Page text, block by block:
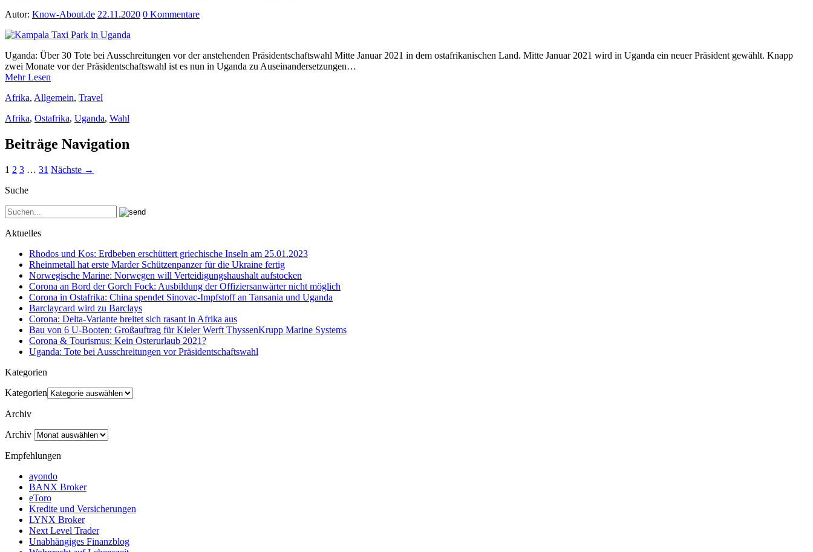
Autor: Know-About.de 22.11.2020 0 Kommentare
Uganda: Über 30 Tote bei Ausschreitungen vor der anstehenden Präsidentschaftswahl Mitte Januar 2021 in dem ostafrikanischen Land. Mitte Januar 2021 wird in Uganda ein neuer Präsident gewählt. Knapp
zwei Monate vor der Präsidentschaftswahl ist es nun in Uganda zu Auseinandersetzungen…
Mehr Lesen
Afrika, Allgemein, Travel
Afrika, Ostafrika, Uganda, Wahl
Beiträge Navigation
1 2 3 … 31 Nächste →
Suche
Aktuelles
Rhodos und Kos: Erdbeben erschüttert griechische Inseln am 25.01.2023
Rheinmetall hat erste Marder Schützenpanzer für die Ukraine fertig
Norwegische Marine: Norwegen will Verteidigungshaushalt aufstocken
Corona an Bord der Gorch Fock: Ausbildung der Offiziersanwärter nicht möglich
Corona in Ostafrika: China spendet Sinovac-Impfstoff an Tansania und Uganda
Barclaycard wird zu Barclays
Corona: Delta-Variante breitet sich rasant in Afrika aus
Bau von 6 U-Booten: Großauftrag für Kieler Werft ThyssenKrupp Marine Systems
Corona & Tourismus: Kein Osterurlaub 2021?
Uganda: Tote bei Ausschreitungen vor Präsidentschaftswahl
Kategorien
Kategorien
Archiv
Archiv
Empfehlungen
ayondo
BANX Broker
eToro
Kredite und Versicherungen
LYNX Broker
Next Level Trader
Unabhängiges Finanzblog